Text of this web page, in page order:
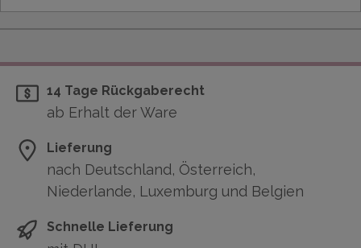
14 Tage Rückgaberecht
ab Erhalt der Ware
Lieferung
nach Deutschland, Österreich,
Niederlande, Luxemburg und Belgien
Schnelle Lieferung